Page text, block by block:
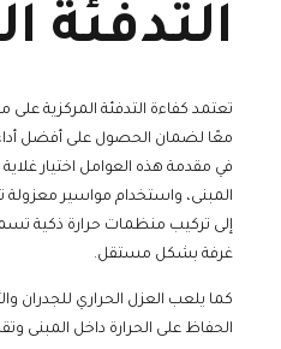
التدفئة
تعتمد كفاءة التدفئة المركزية
معًا لضمان الحصول على أفضل
في مقدمة هذه العوامل اختيار
المبنى، واستخدام مواسير معزولة
إلى تركيب منظمات حرارة ذكية
غرفة بشكل مستقل.
كما يلعب العزل الحراري للجدران
الحفاظ على الحرارة داخل المبنى